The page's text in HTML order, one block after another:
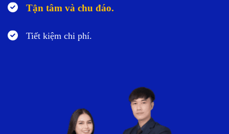
Tận tâm và chu đáo.
Tiết kiệm chi phí.